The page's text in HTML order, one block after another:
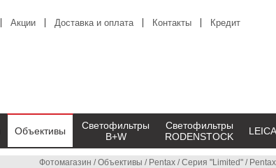
Фотомагазин /Объективы / Pentax /Серия "Limited" / Pentax
Акции Доставка и оплата Контакты Кредит
Объективы
Светофильтры
B+W
Светофильтры
RODENSTOCK
LEICA